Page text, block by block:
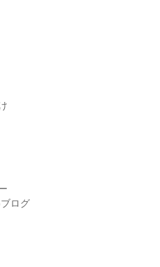
ログ